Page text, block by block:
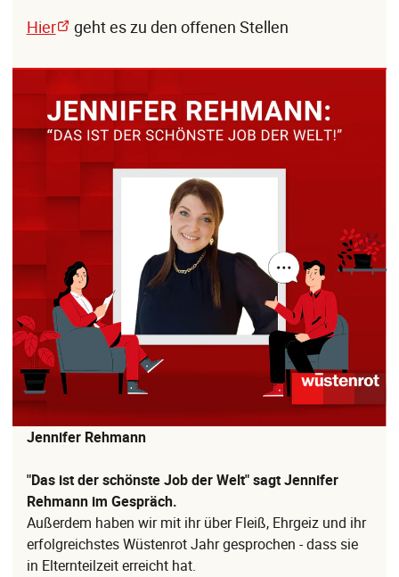
Hier
geht es zu den offenen Stellen
Jennifer Rehmann
"Das ist der schönste Job der Welt" sagt Jennifer
Rehmann im Gespräch.
Außerdem haben wir mit ihr über Fleiß, Ehrgeiz und ihr
erfolgreichstes Wüstenrot Jahr gesprochen - dass sie
in Elternteilzeit erreicht hat.